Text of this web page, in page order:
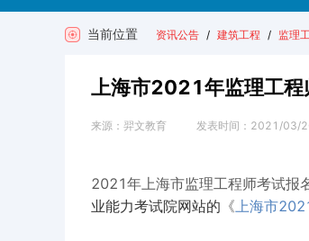
当前位置 资讯公告 / 建筑工程 / 监理
上海市2021年监理工
来源： 羿文教育 发表时间： 2021/03/
2021年上海市监理工程师考试报
业能力考试院网站的 《上海市